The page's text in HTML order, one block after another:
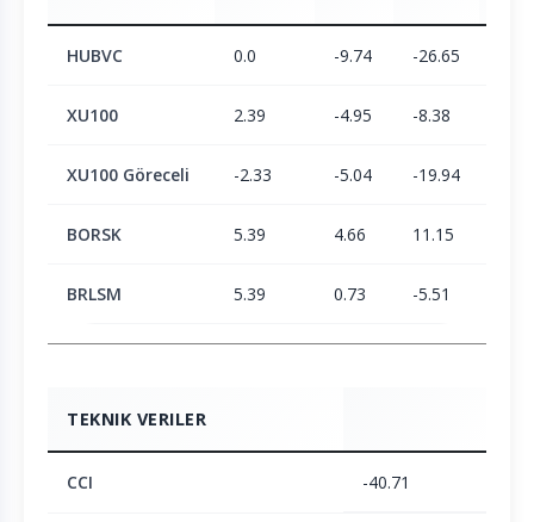
HUBVC 0.0 -9.74 -26.65
XU100 2.39 -4.95 -8.38
XU100 Göreceli -2.33 -5.04 -19.94
BORSK 5.39 4.66 11.15
BRLSM 5.39 0.73 -5.51
TEKNIK VERILER
CCI -40.71